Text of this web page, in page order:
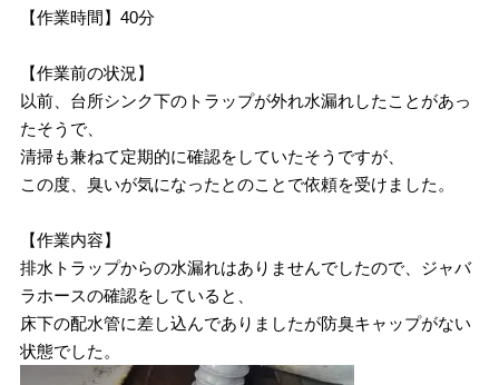
【作業時間】40分
【作業前の状況】
以前、台所シンク下のトラップが外れ水漏れしたことがあっ
たそうで、
清掃も兼ねて定期的に確認をしていたそうですが、
この度、臭いが気になったとのことで依頼を受けました。
【作業内容】
排水トラップからの水漏れはありませんでしたので、ジャバ
ラホースの確認をしていると、
床下の配水管に差し込んでありましたが防臭キャップがない
状態でした。